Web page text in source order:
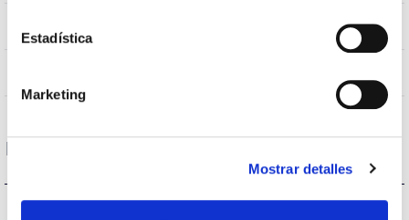
Estadística
Marketing
Mostrar detalles
Optique VA00K0M
Logement et finition
IK08